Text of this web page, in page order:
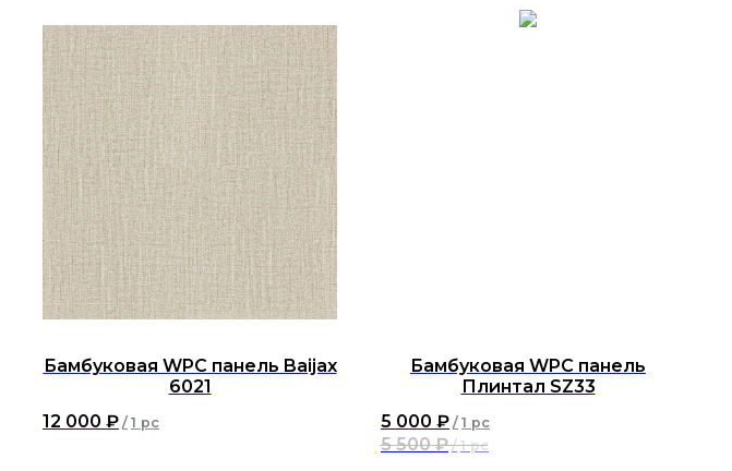
Бамбуковая WPC панель Baijax
6021
12 000 ₽ / 1 pc
Бамбуковая WPC панель
Плинтал SZ33
5 000 ₽ / 1 pc
5 500 ₽ / 1 pc